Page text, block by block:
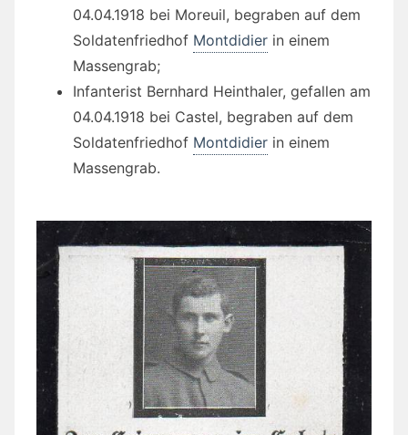
04.04.1918 bei Moreuil, begraben auf dem
Soldatenfriedhof Montdidier in einem
Massengrab;
Infanterist Bernhard Heinthaler, gefallen am
04.04.1918 bei Castel, begraben auf dem
Soldatenfriedhof Montdidier in einem
Massengrab.